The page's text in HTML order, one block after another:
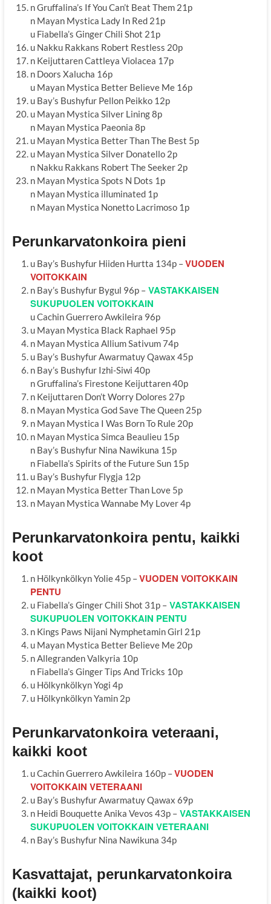
n Gruffalina’s If You Can’t Beat Them 21p
n Mayan Mystica Lady In Red 21p
u Fiabella’s Ginger Chili Shot 21p
u Nakku Rakkans Robert Restless 20p
n Keijuttaren Cattleya Violacea 17p
n Doors Xalucha 16p
u Mayan Mystica Better Believe Me 16p
u Bay’s Bushyfur Pellon Peikko 12p
u Mayan Mystica Silver Lining 8p
n Mayan Mystica Paeonia 8p
u Mayan Mystica Better Than The Best 5p
u Mayan Mystica Silver Donatello 2p
n Nakku Rakkans Robert The Seeker 2p
n Mayan Mystica Spots N Dots 1p
n Mayan Mystica illuminated 1p
n Mayan Mystica Nonetto Lacrimoso 1p
Perunkarvatonkoira pieni
u Bay’s Bushyfur Hiiden Hurtta 134p –VUODEN
VOITOKKAIN
n Bay’s Bushyfur Bygul 96p –VASTAKKAISEN
SUKUPUOLEN VOITOKKAIN
u Cachin Guerrero Awkileira 96p
u Mayan Mystica Black Raphael 95p
n Mayan Mystica Allium Sativum 74p
u Bay’s Bushyfur Awarmatuy Qawax 45p
n Bay’s Bushyfur Izhi-Siwi 40p
n Gruffalina’s Firestone Keijuttaren 40p
n Keijuttaren Don’t Worry Dolores 27p
n Mayan Mystica God Save The Queen 25p
n Mayan Mystica I Was Born To Rule 20p
n Mayan Mystica Simca Beaulieu 15p
n Bay’s Bushyfur Nina Nawikuna 15p
n Fiabella’s Spirits of the Future Sun 15p
u Bay’s Bushyfur Flygja 12p
n Mayan Mystica Better Than Love 5p
n Mayan Mystica Wannabe My Lover 4p
Perunkarvatonkoira pentu, kaikki
koot
n Hölkynkölkyn Yolie 45p –VUODEN VOITOKKAIN
PENTU
u Fiabella’s Ginger Chili Shot 31p –VASTAKKAISEN
SUKUPUOLEN VOITOKKAIN PENTU
n Kings Paws Nijani Nymphetamin Girl 21p
u Mayan Mystica Better Believe Me 20p
n Allegranden Valkyria 10p
n Fiabella’s Ginger Tips And Tricks 10p
u Hölkynkölkyn Yogi 4p
u Hölkynkölkyn Yamin 2p
Perunkarvatonkoira veteraani,
kaikki koot
u Cachin Guerrero Awkileira 160p –VUODEN
VOITOKKAIN VETERAANI
u Bay’s Bushyfur Awarmatuy Qawax 69p
n Heidi Bouquette Anika Vevos 43p –VASTAKKAISEN
SUKUPUOLEN VOITOKKAIN VETERAANI
n Bay’s Bushyfur Nina Nawikuna 34p
Kasvattajat, perunkarvatonkoira
(kaikki koot)